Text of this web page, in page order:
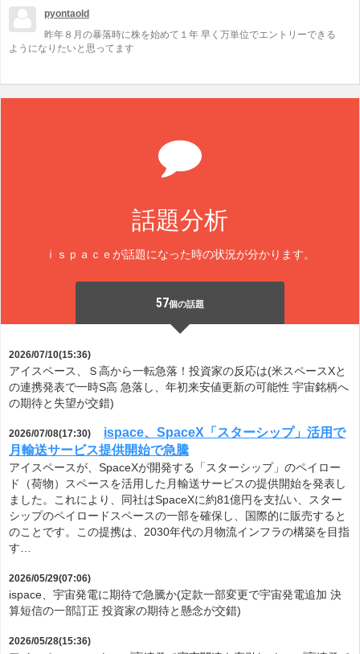
pyontaold
昨年８月の暴落時に株を始めて１年 早く万単位でエントリーできる
ようになりたいと思ってます
話題分析
ｉｓｐａｃｅが話題になった時の状況が分かります。
57個の話題
2026/07/10(15:36)
アイスペース、Ｓ高から一転急落！投資家の反応は(米スペースXと
の連携発表で一時S高 急落し、年初来安値更新の可能性 宇宙銘柄へ
の期待と失望が交錯)
2026/07/08(17:30)
ispace、SpaceX「スターシップ」活用で
月輸送サービス提供開始で急騰
アイスペースが、SpaceXが開発する「スターシップ」のペイロー
ド（荷物）スペースを活用した月輸送サービスの提供開始を発表し
ました。これにより、同社はSpaceXに約81億円を支払い、スター
シップのペイロードスペースの一部を確保し、国際的に販売すると
のことです。この提携は、2030年代の月物流インフラの構築を目指
す…
2026/05/29(07:06)
ispace、宇宙発電に期待で急騰か(定款一部変更で宇宙発電追加 決
算短信の一部訂正 投資家の期待と懸念が交錯)
2026/05/28(15:36)